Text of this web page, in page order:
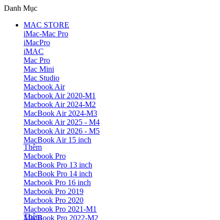
Danh Mục
MAC STORE
iMac-Mac Pro
iMacPro
iMAC
Mac Pro
Mac Mini
Mac Studio
Macbook Air
Macbook Air 2020-M1
Macbook Air 2024-M2
MacBook Air 2024-M3
Macbook Air 2025 - M4
Macbook Air 2026 - M5
MacBook Air 15 inch
Thêm
Macbook Pro
MacBook Pro 13 inch
MacBook Pro 14 inch
Macbook Pro 16 inch
Macbook Pro 2019
Macbook Pro 2020
Macbook Pro 2021-M1
MacBook Pro 2022-M2
Thêm